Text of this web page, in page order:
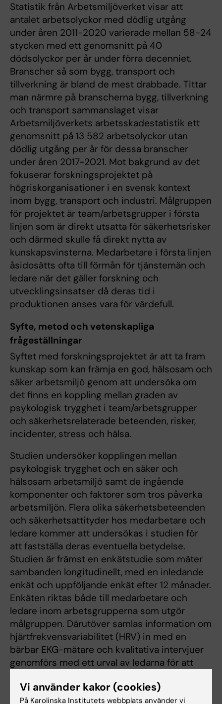
Statistik från Arbetsmiljöverket visar att
antalet arbetsolyckor med dödlig utgång
under åren 2011-2020 varierade mellan 58-24
stycken med ett genomsnitt på 40
dödsolyckor per år under förra decenniet.
Branscher så som bygg, transport och
tillverkning är bland de mest drabbade. Tittar
man närmre på branscherna bygg, tillverkning
och transport sammanslaget visar
Arbetsmiljöverkets arbetsskadestatistik ett
genomsnitt på 13 582 arbetsolyckor utan
dödlig utgång per år för dessa branscher
under åren 2017-2021. Mot bakgrund av det
fokuserar forskningsprojektet på
högriskorganisationer i en svensk kontext
inom bygg, transport och industri. Målgruppen
för projektet är team/arbetsgrupper i första
linjen som är direkt utsatta för säkerhetsrisker
och därmed skulle få direkt nytta av
kunskapsvinsterna. Medarbetare i första linjen
åsidosätts ofta till förmån för tjänstemän och
ledare när det gäller forskning och
utvecklingsinsatser då deras tid i
produktionen anses vara för värdefull.
Syfte, metod och vetenskapliga
frågeställningar
Syftet med forskningsprojektet är att ta fram
kunskap som kan främja en god, hälsosam och
säker arbetsmiljö genom att undersöka om
det finns en koppling mellan graden av
psykologisk trygghet i team/arbetsgrupper
och säkerhetsrelaterade beteenden, risker,
incidenter, stress och hälsa.
Studien undersöker kopplingen mellan
psykologisk trygghet och en säker och
hälsosam arbetsmiljö samt de ingående
komponenter och faktorer som tros påverka
arbetsmiljön. Flera olika säkerhetsbeteenden
och säkerhetsattityder hos medarbetare och
ledare kommer att undersökas i studien för
att fastställa deras eventuella betydelse.
Studien är främst en enkätstudie som mäter
sambanden longitudinellt, med en inledande
enkät och uppföljande enkät efter 12 månader.
Enkäten riktas både till medarbetare och
ledare inom arbetsgrupperna som utgör
målgruppen. Därutöver samlas information om
hjärtfrekvensvariabilitet (HRV) in med en
bärbar EKG-mätare och kvalitativa intervjuer
genomförs med ett urval av ledarna för att
framkommer.
Vi använder kakor (cookies)
På Karolinska Institutets webbplats använder vi